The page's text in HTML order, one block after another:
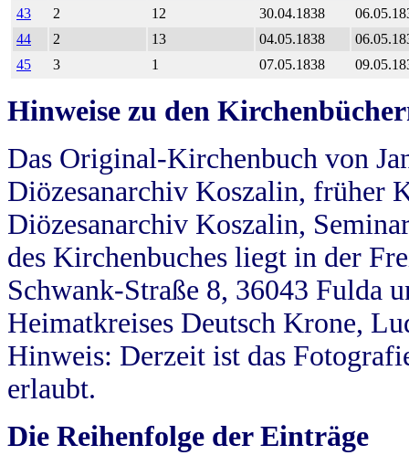
43
2 12 30.04.1838
44
2 13 04.05.1838
45
3 1 07.05.1838
Hinweise zu den
Das Original-Kirchenbuch von
Diözesanarchiv Koszalin, früher
Diözesanarchiv Koszalin,
des Kirchenbuches liegt in der
Schwank-Straße 8, 36043 Fulda
Heimatkreises Deutsch Krone,
Hinweis: Derzeit ist das
erlaubt.
Die Reihenfolge der Einträge